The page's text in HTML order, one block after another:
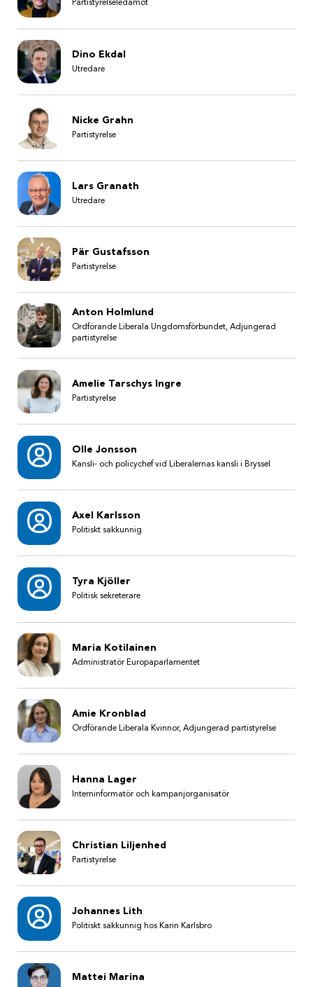
Partistyrelseledamot
Dino Ekdal
Utredare
Nicke Grahn
Partistyrelse
Lars Granath
Utredare
Pär Gustafsson
Partistyrelse
Anton Holmlund
Ordförande Liberala Ungdomsförbundet, Adjungerad
partistyrelse
Amelie Tarschys Ingre
Partistyrelse
Olle Jonsson
Kansli- och policychef vid Liberalernas kansli i Bryssel
Axel Karlsson
Politiskt sakkunnig
Tyra Kjöller
Politisk sekreterare
Maria Kotilainen
Administratör Europaparlamentet
Amie Kronblad
Ordförande Liberala Kvinnor, Adjungerad partistyrelse
Hanna Lager
Interninformatör och kampanjorganisatör
Christian Liljenhed
Partistyrelse
Johannes Lith
Politiskt sakkunnig hos Karin Karlsbro
Mattei Marina